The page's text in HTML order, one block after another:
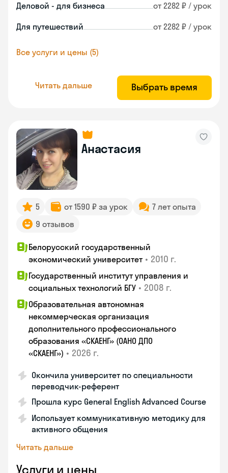
Деловой - для бизнеса от 2282 ₽ / урок
Для путешествий от 2282 ₽ / урок
Все услуги и цены (5)
Читать дальше Выбрать время
Анастасия
5 от 1590 ₽ за урок
7 лет опыта
9 отзывов
Белорусский государственный
экономический университет • 2010 г.
Государственный институт управления и
социальных технологий БГУ • 2008 г.
Образовательная автономная
некоммерческая организация
дополнительного профессионального
образования «СКАЕНГ» (ОАНО ДПО
«СКАЕНГ») • 2026 г.
Окончила университет по специальности
переводчик-референт
Прошла курс General English Advanced Course
Использует коммуникативную методику для
активного общения
Читать дальше
Услуги и цены